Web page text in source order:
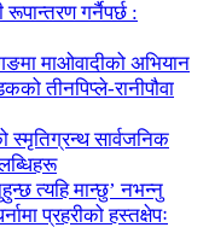
गर्नैपर्छ :
माओवादीको अभियान
तीनपिप्ले-रानीपौवा
सार्वजनिक
त्यहि मान्छु’ नभन्नु
प्रहरीको हस्तक्षेपः